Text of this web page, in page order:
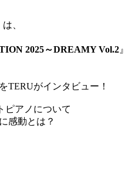
は、
2025～DREAMY Vol.2 』
TERUがインタビュー！
ピアノについて
感動とは？